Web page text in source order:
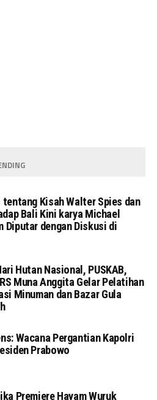
Kisah Walter Spies dan
Bali Kini karya Michael
Diputar dengan Diskusi di
Hutan Nasional, PUSKAB,
Muna Anggita Gelar Pelatihan
Minuman dan Bazar Gula
Wacana Pergantian Kapolri
Prabowo
Premiere Hayam Wuruk